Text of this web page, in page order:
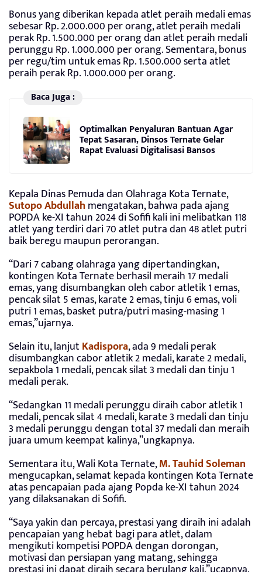
Bonus yang diberikan kepada atlet peraih medali emas
sebesar Rp. 2.000.000 per orang, atlet peraih medali
perak Rp. 1.500.000 per orang dan atlet peraih medali
perunggu Rp. 1.000.000 per orang. Sementara, bonus
per regu/tim untuk emas Rp. 1.500.000 serta atlet
peraih perak Rp. 1.000.000 per orang.
Baca Juga :
Optimalkan Penyaluran Bantuan Agar
Tepat Sasaran, Dinsos Ternate Gelar
Rapat Evaluasi Digitalisasi Bansos
Kepala Dinas Pemuda dan Olahraga Kota Ternate,
Sutopo Abdullahmengatakan, bahwa pada ajang
POPDA ke-XI tahun 2024 di Sofifi kali ini melibatkan 118
atlet yang terdiri dari 70 atlet putra dan 48 atlet putri
baik beregu maupun perorangan.
“Dari 7 cabang olahraga yang dipertandingkan,
kontingen Kota Ternate berhasil meraih 17 medali
emas, yang disumbangkan oleh cabor atletik 1 emas,
pencak silat 5 emas, karate 2 emas, tinju 6 emas, voli
putri 1 emas, basket putra/putri masing-masing 1
emas,”ujarnya.
Selain itu, lanjut Kadispora, ada 9 medali perak
disumbangkan cabor atletik 2 medali, karate 2 medali,
sepakbola 1 medali, pencak silat 3 medali dan tinju 1
medali perak.
“Sedangkan 11 medali perunggu diraih cabor atletik 1
medali, pencak silat 4 medali, karate 3 medali dan tinju
3 medali perunggu dengan total 37 medali dan meraih
juara umum keempat kalinya,”ungkapnya.
Sementara itu, Wali Kota Ternate,M. Tauhid Soleman
mengucapkan, selamat kepada kontingen Kota Ternate
atas pencapaian pada ajang Popda ke-XI tahun 2024
yang dilaksanakan di Sofifi.
“Saya yakin dan percaya, prestasi yang diraih ini adalah
pencapaian yang hebat bagi para atlet, dalam
mengikuti kompetisi POPDA dengan dorongan,
motivasi dan persiapan yang matang, sehingga